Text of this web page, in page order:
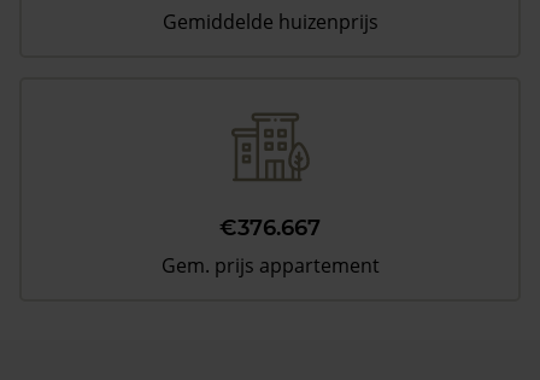
Gemiddelde huizenprijs
€376.667
Gem. prijs appartement